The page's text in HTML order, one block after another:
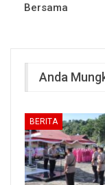
Bersama
Anda
BERITA